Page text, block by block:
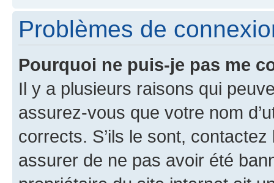
Problèmes de
Pourquoi ne puis-je pas me
Il y a plusieurs raisons qui
assurez-vous que votre nom
corrects. S’ils le sont,
assurer de ne pas avoir été